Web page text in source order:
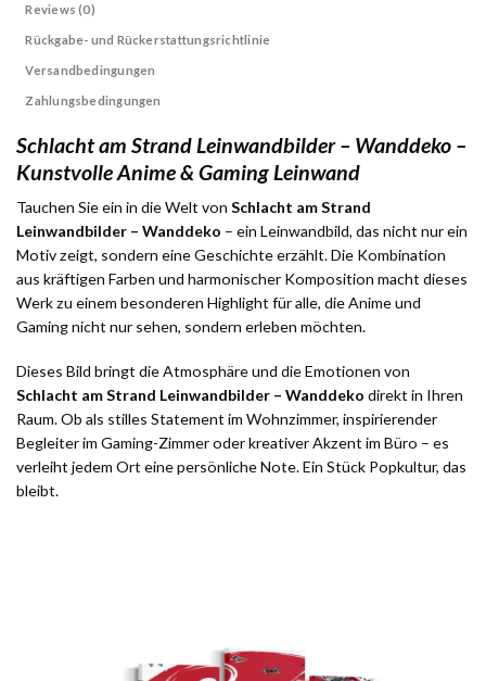
Reviews (0)
Rückgabe- und Rückerstattungsrichtlinie
Versandbedingungen
Zahlungsbedingungen
Schlacht am Strand Leinwandbilder – Wanddeko –
Kunstvolle Anime & Gaming Leinwand
Tauchen Sie ein in die Welt von Schlacht am Strand
Leinwandbilder – Wanddeko – ein Leinwandbild, das nicht nur ein
Motiv zeigt, sondern eine Geschichte erzählt. Die Kombination
aus kräftigen Farben und harmonischer Komposition macht dieses
Werk zu einem besonderen Highlight für alle, die Anime und
Gaming nicht nur sehen, sondern erleben möchten.
Dieses Bild bringt die Atmosphäre und die Emotionen von
Schlacht am Strand Leinwandbilder – Wanddeko direkt in Ihren
Raum. Ob als stilles Statement im Wohnzimmer, inspirierender
Begleiter im Gaming-Zimmer oder kreativer Akzent im Büro – es
verleiht jedem Ort eine persönliche Note. Ein Stück Popkultur, das
bleibt.